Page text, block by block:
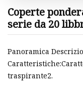
Coperte
serie da 20
Panoramica
traspirante2.